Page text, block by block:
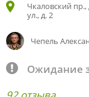
Чкаловский пр.,
ул., д. 2
Чепель
Ожидание